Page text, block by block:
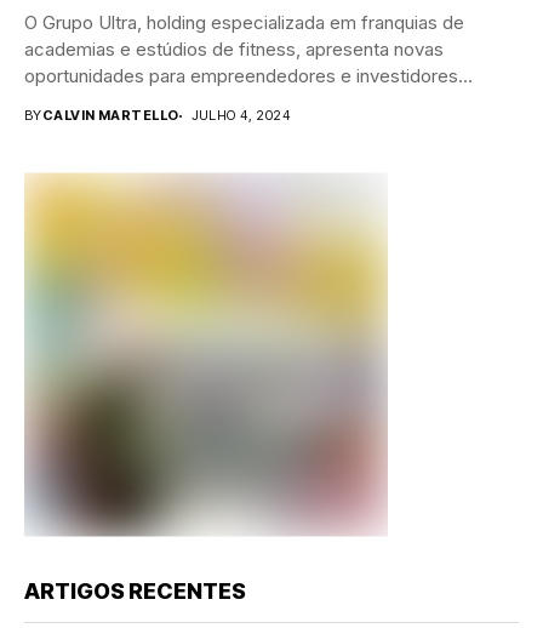
O Grupo Ultra, holding especializada em franquias de
academias e estúdios de fitness, apresenta novas
oportunidades para empreendedores e investidores
BYCALVIN MARTELLO JULHO 4, 2024
ARTIGOS RECENTES